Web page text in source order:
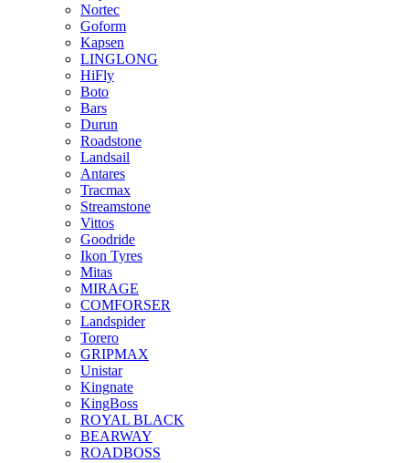
Nortec
Goform
Kapsen
LINGLONG
HiFly
Boto
Bars
Durun
Roadstone
Landsail
Antares
Tracmax
Streamstone
Vittos
Goodride
Ikon Tyres
Mitas
MIRAGE
COMFORSER
Landspider
Torero
GRIPMAX
Unistar
Kingnate
KingBoss
ROYAL BLACK
BEARWAY
ROADBOSS